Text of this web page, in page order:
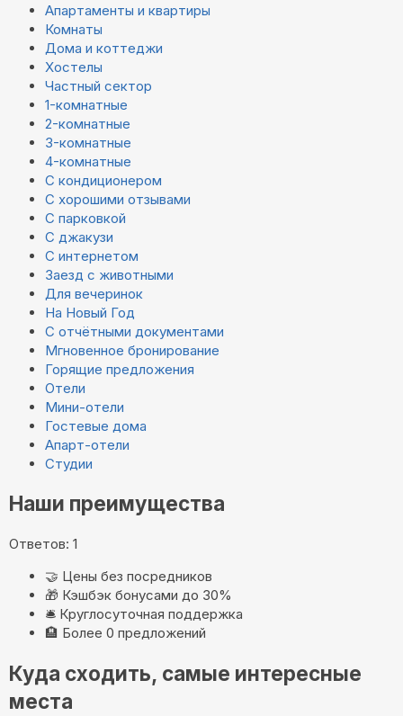
Апартаменты и квартиры
Комнаты
Дома и коттеджи
Хостелы
Частный сектор
1-комнатные
2-комнатные
3-комнатные
4-комнатные
С кондиционером
С хорошими отзывами
С парковкой
С джакузи
С интернетом
Заезд с животными
Для вечеринок
На Новый Год
С отчётными документами
Мгновенное бронирование
Горящие предложения
Отели
Мини-отели
Гостевые дома
Апарт-отели
Студии
Наши преимущества
Ответов: 1
🤝 Цены без посредников
🎁 Кэшбэк бонусами до 30%
🛎️ Круглосуточная поддержка
🏨 Более 0 предложений
Куда сходить, самые интересные
места